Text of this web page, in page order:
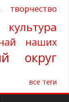
творчество
культура
наших
округ
все теги